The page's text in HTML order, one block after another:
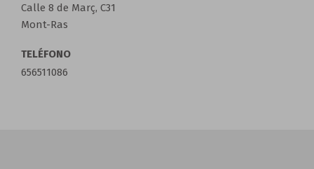
Calle 8 de Març, C31
Mont-Ras
TELÉFONO
656511086